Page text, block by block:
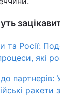
та Росії:
які
партнерів:
ракети